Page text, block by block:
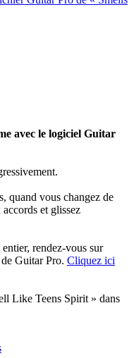
avec le logiciel Guitar
quand vous changez de
et glissez
rendez-vous sur
Guitar Pro. Cliquez ici
Like Teens Spirit » dans